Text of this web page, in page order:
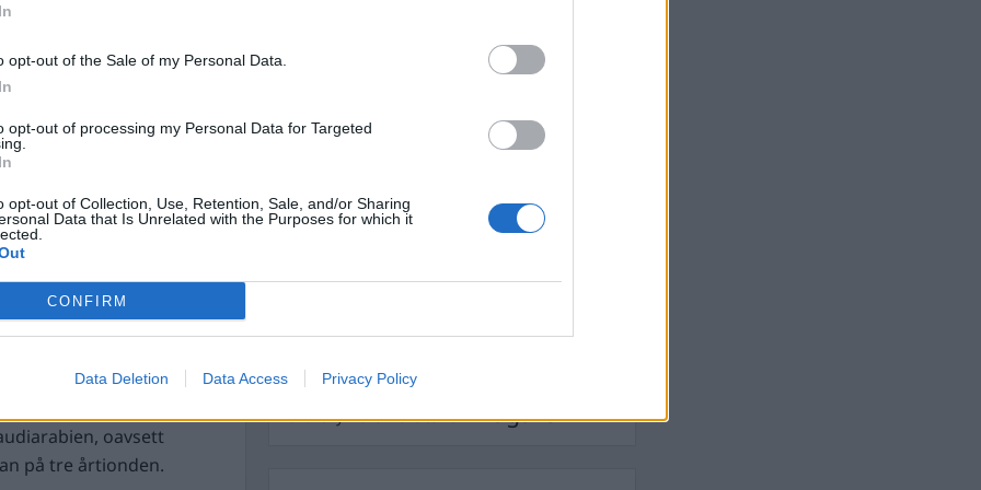
opt-out of the Sale of my Personal Data.
opt-out of processing my Personal Data for Targeted
opt-out of Collection, Use, Retention, Sale, and/or Sharing
Data that Is Unrelated with the Purposes for which it
CONFIRM
Data Deletion Data Access Privacy Policy
en dålig dag”. Han
man för hjälp att klara
i år.Saudiarabien
enligt en
medborgare
i
från
sammanställningen har
Det är en
Enligt kända
medborgare.
oavsett
på tre årtionden.
Grov misshandel
Kriminalvården Kristdemokraterna
Misshandel Moderaterna Mord
Mordförsök Nilsson-Larancuent
Poliser Ricard A R Nilsson
Ulf Kristersson Upprättelse
Oravsky VåldVåldtäktÅklagare